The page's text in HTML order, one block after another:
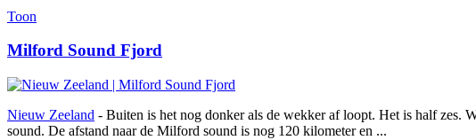
Toon
Milford Sound Fjord
Nieuw Zeeland - Buiten is het nog donker als de wekker af loopt. Het is half zes.
sound. De afstand naar de Milford sound is nog 120 kilometer en ...